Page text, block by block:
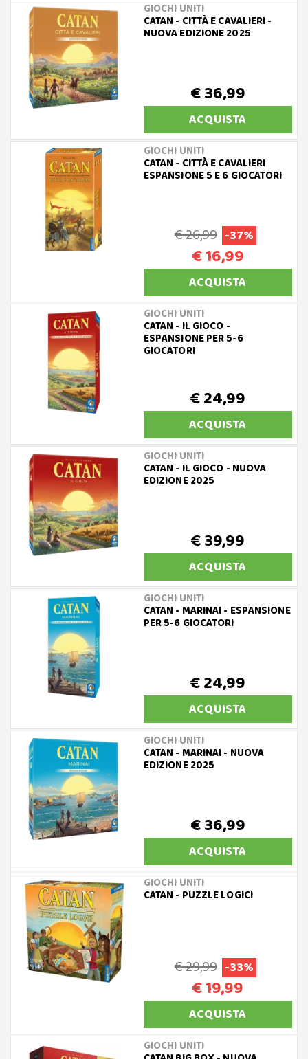
GIOCHI UNITI
CATAN - CITTÀ E CAVALIERI -
NUOVA EDIZIONE 2025
€ 36,99
ACQUISTA
GIOCHI UNITI
CATAN - CITTÀ E CAVALIERI
ESPANSIONE 5 E 6 GIOCATORI
€ 26,99 -37%
€ 16,99
ACQUISTA
GIOCHI UNITI
CATAN - IL GIOCO -
ESPANSIONE PER 5-6
GIOCATORI
€ 24,99
ACQUISTA
GIOCHI UNITI
CATAN - IL GIOCO - NUOVA
EDIZIONE 2025
€ 39,99
ACQUISTA
GIOCHI UNITI
CATAN - MARINAI - ESPANSIONE
PER 5-6 GIOCATORI
€ 24,99
ACQUISTA
GIOCHI UNITI
CATAN - MARINAI - NUOVA
EDIZIONE 2025
€ 36,99
ACQUISTA
GIOCHI UNITI
CATAN - PUZZLE LOGICI
€ 29,99 -33%
€ 19,99
ACQUISTA
GIOCHI UNITI